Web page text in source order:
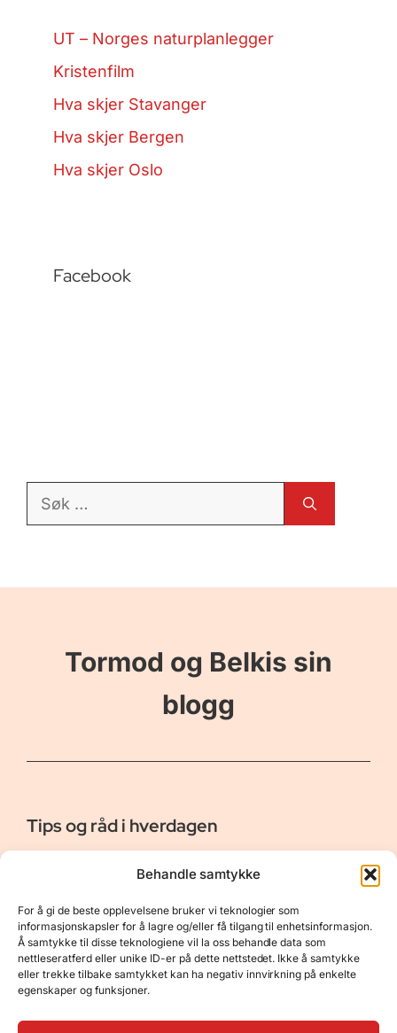
Behandle samtykke
For å gi de beste opplevelsene bruker vi teknologier som
informasjonskapsler for å lagre og/eller få tilgang til enhetsinformasjon.
Å samtykke til disse teknologiene vil la oss behandle data som
nettleseratferd eller unike ID-er på dette nettstedet. Ikke å samtykke
eller trekke tilbake samtykket kan ha negativ innvirkning på enkelte
egenskaper og funksjoner.
UT – Norges naturplanlegger
Kristenfilm
Hva skjer Stavanger
Hva skjer Bergen
Hva skjer Oslo
Facebook
Søk
Tormod og Belkis sin
blogg
Tips og råd i hverdagen
Er vår bloggside hvor vi ønsker å dele våre opplevelser og
gi deg råd og tips innen reiser, hotell - og restauranter,
naturopplevelser, personlig pleie, data, film og bøker m.m.
Nyttige Linker
Om oss
Kontakt
Resurser
Personvernerklæring
Opphavsrett